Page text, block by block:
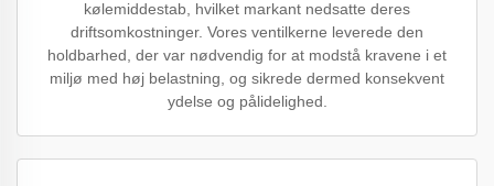
kølemiddestab, hvilket markant nedsatte deres
driftsomkostninger. Vores ventilkerne leverede den
holdbarhed, der var nødvendig for at modstå kravene i et
miljø med høj belastning, og sikrede dermed konsekvent
ydelse og pålidelighed.